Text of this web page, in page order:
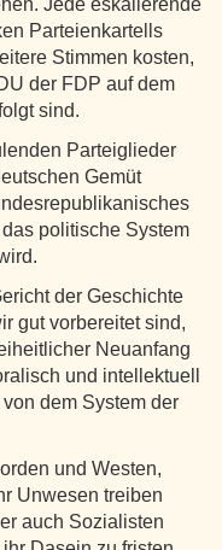
Parteienkartells
Stimmen kosten,
der FDP auf dem
sind.
Parteiglieder
Gemüt
politische System
der Geschichte
gut vorbereitet sind,
Neuanfang
und intellektuell
dem System der
und Westen,
Unwesen treiben
auch Sozialisten